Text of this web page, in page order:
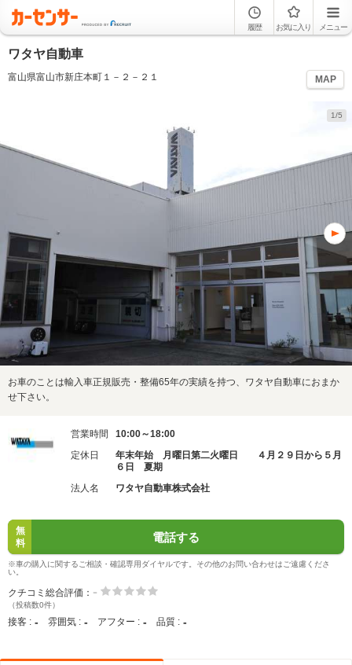
履歴 お気に入り メニュー
ワタヤ自動車
富山県富山市新庄本町１－２－２１ MAP
1/5
お車のことは輸入車正規販売・整備65年の実績を持つ、ワタヤ自動車におまか
せ下さい。
営業時間
10:00～18:00
定休日
年末年始 月曜日第二火曜日 ４月２９日から５月
６日 夏期
法人名
ワタヤ自動車株式会社
無
料
電話する
※車の購入に関するご相談・確認専用ダイヤルです。その他のお問い合わせはご遠慮くださ
い。
クチコミ総合評価： -
（投稿数0件）
接客 : - 雰囲気 : - アフター : - 品質 : -